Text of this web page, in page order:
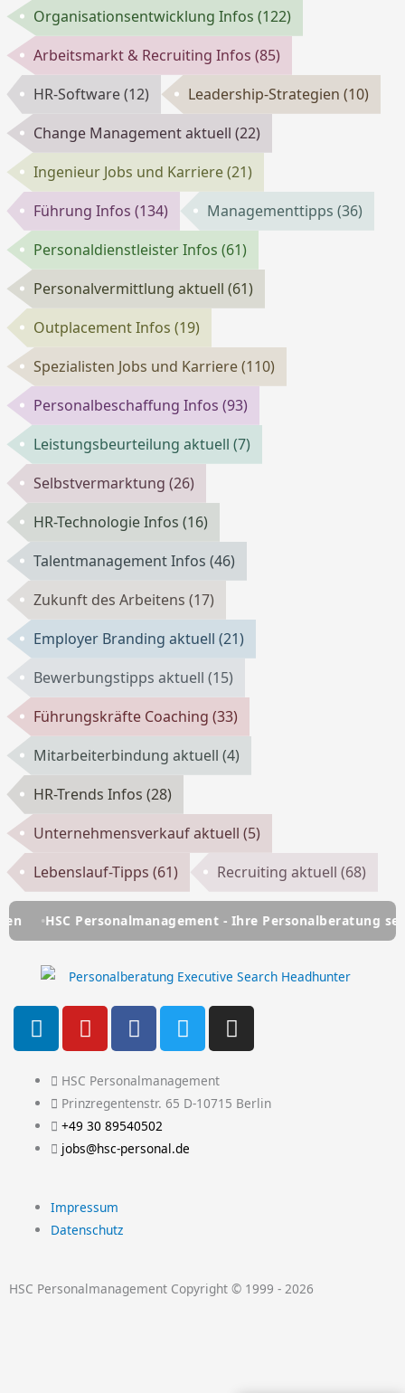
Organisationsentwicklung Infos(122)
Arbeitsmarkt & Recruiting Infos(85)
HR-Software(12) Leadership-Strategien(10)
Change Management aktuell(22)
Ingenieur Jobs und Karriere(21)
Führung Infos(134) Managementtipps(36)
Personaldienstleister Infos(61)
Personalvermittlung aktuell(61)
Outplacement Infos(19)
Spezialisten Jobs und Karriere(110)
Personalbeschaffung Infos(93)
Leistungsbeurteilung aktuell(7)
Selbstvermarktung(26)
HR-Technologie Infos(16)
Talentmanagement Infos(46)
Zukunft des Arbeitens(17)
Employer Branding aktuell(21)
Bewerbungstipps aktuell(15)
Führungskräfte Coaching(33)
Mitarbeiterbindung aktuell(4)
HR-Trends Infos(28)
Unternehmensverkauf aktuell(5)
Lebenslauf-Tipps(61) Recruiting aktuell(68)
HSC Personalmanagement - Ihre Personalberatung seit
L
i
n
k
e
d
i
Y
o
u
t
u
b
e
F
a
c
e
b
o
o
T
w
i
t
t
r
I
n
s
a
HSC Personalmanagement
Prinzregentenstr. 65 D-10715 Berlin
+49 30 89540502
jobs@hsc-personal.de
Impressum
Datenschutz
HSC Personalmanagement Copyright © 1999 - 2026